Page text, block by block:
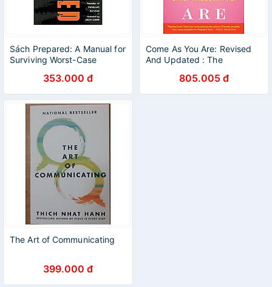
Sách Prepared: A Manual for
Surviving Worst-Case
353.000 đ
Come As You Are: Revised
And Updated : The
That Will Transform Your Sex
Life
805.005 đ
The Art of Communicating
399.000 đ